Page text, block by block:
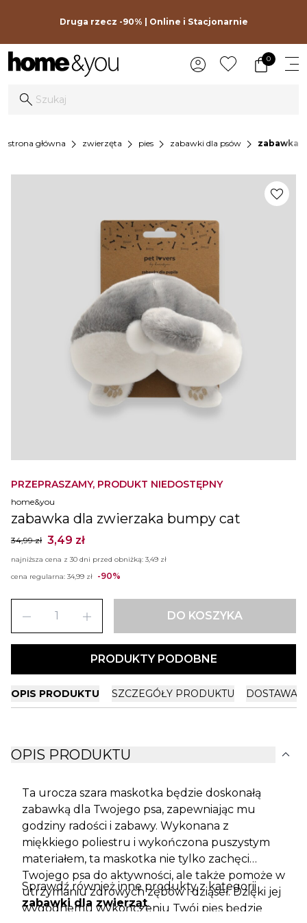
Druga rzecz -90% | Online i Stacjonarnie
0
strona główna chevron_right zwierzęta chevron_right pies chevron_right zabawki dla psów chevron_right zabawka
PRZEPRASZAMY, PRODUKT NIEDOSTĘPNY
home&you
zabawka dla zwierzaka bumpy cat
34,99 zł 3,49 zł
najniższa cena z 30 dni przed obniżką: 3,49 zł
cena regularna: 34,99 zł -90%
remove add DO KOSZYKA
PRODUKTY PODOBNE
favorite
OPIS PRODUKTU SZCZEGÓŁY PRODUKTU DOSTAWA
OPIS PRODUKTU expand_more
Ta urocza szara maskotka będzie doskonałą
zabawką dla Twojego psa, zapewniając mu
godziny radości i zabawy. Wykonana z
miękkiego poliestru i wykończona puszystym
materiałem, ta maskotka nie tylko zachęci
Twojego psa do aktywności, ale także pomoże w
utrzymaniu zdrowych zębów i dziąseł. Dzięki jej
wygodnemu wykończeniu Twój pies będzie
Sprawdź również inne produkty z kategorii
zabawki dla zwierząt.